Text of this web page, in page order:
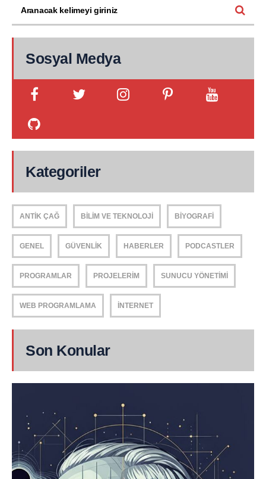
Sosyal Medya
Kategoriler
ANTIK ÇAĞ BILIM VE TEKNOLOJI BIYOGRAFI
GENEL GÜVENLIK HABERLER PODCASTLER
PROGRAMLAR PROJELERIM SUNUCU YÖNETIMI
WEB PROGRAMLAMA İNTERNET
Son Konular